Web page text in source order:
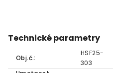
Technické parametry
Obj.č.:
HSF25-
303